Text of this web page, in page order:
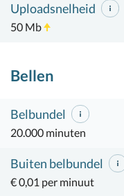
Uploadsnelheid
50 Mb
Bellen
Belbundel
20.000 minuten
Buiten belbundel
€ 0,01 per minuut